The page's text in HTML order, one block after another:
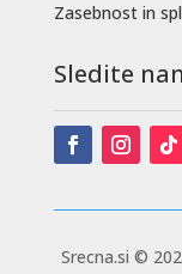
Zasebnost in
Sledite
Srecna.si ©